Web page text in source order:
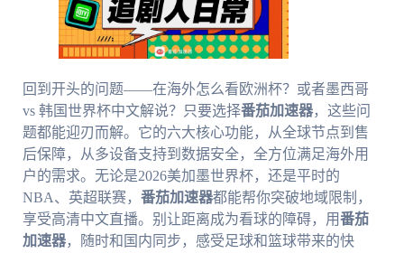
回到开头的问题——在海外怎么看欧洲杯？或者墨西哥
vs 韩国世界杯中文解说？只要选择番茄加速器，这些问
题都能迎刃而解。它的六大核心功能，从全球节点到售
后保障，从多设备支持到数据安全，全方位满足海外用
户的需求。无论是2026美加墨世界杯，还是平时的
NBA、英超联赛， 番茄加速器都能帮你突破地域限制，
享受高清中文直播。别让距离成为看球的障碍，用番茄
加速器，随时和国内同步，感受足球和篮球带来的快